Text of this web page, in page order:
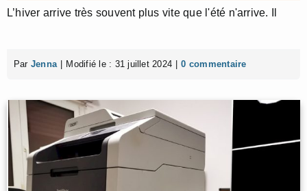
L’hiver arrive très souvent plus vite que l'été n'arrive. Il
Par Jenna Modifié le : 31 juillet 2024 0 commentaire